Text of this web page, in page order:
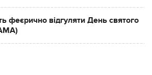
феєрично відгуляти День святого